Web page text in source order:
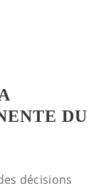
DU
décisions